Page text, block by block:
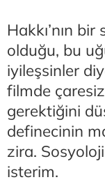
Hakkı’nın
olduğu, bu
iyileşsinler
filmde
gerektiğini
definecinin
zira.
isterim.